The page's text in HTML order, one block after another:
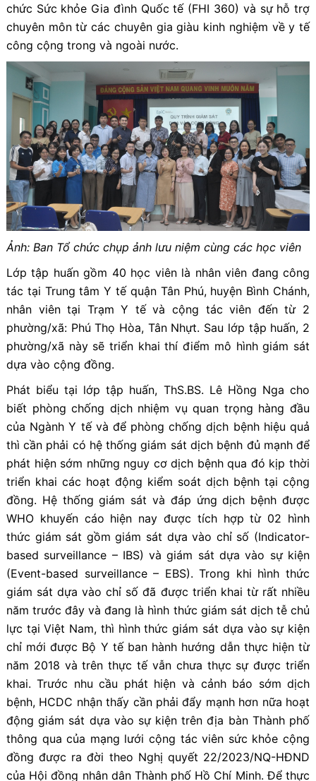
chức Sức khỏe Gia đình Quốc tế (FHI 360) và sự hỗ trợ
chuyên môn từ các chuyên gia giàu kinh nghiệm về y tế
công cộng trong và ngoài nước.
Ảnh: Ban Tổ chức chụp ảnh lưu niệm cùng các học viên
Lớp tập huấn gồm 40 học viên là nhân viên đang công
tác tại Trung tâm Y tế quận Tân Phú, huyện Bình Chánh,
nhân viên tại Trạm Y tế và cộng tác viên đến từ 2
phường/xã: Phú Thọ Hòa, Tân Nhựt. Sau lớp tập huấn, 2
phường/xã này sẽ triển khai thí điểm mô hình giám sát
dựa vào cộng đồng.
Phát biểu tại lớp tập huấn, ThS.BS. Lê Hồng Nga cho
biết phòng chống dịch nhiệm vụ quan trọng hàng đầu
của Ngành Y tế và để phòng chống dịch bệnh hiệu quả
thì cần phải có hệ thống giám sát dịch bệnh đủ mạnh để
phát hiện sớm những nguy cơ dịch bệnh qua đó kịp thời
triển khai các hoạt động kiểm soát dịch bệnh tại cộng
đồng. Hệ thống giám sát và đáp ứng dịch bệnh được
WHO khuyến cáo hiện nay được tích hợp từ 02 hình
thức giám sát gồm giám sát dựa vào chỉ số (Indicator-
based surveillance – IBS) và giám sát dựa vào sự kiện
(Event-based surveillance – EBS). Trong khi hình thức
giám sát dựa vào chỉ số đã được triển khai từ rất nhiều
năm trước đây và đang là hình thức giám sát dịch tễ chủ
lực tại Việt Nam, thì hình thức giám sát dựa vào sự kiện
chỉ mới được Bộ Y tế ban hành hướng dẫn thực hiện từ
năm 2018 và trên thực tế vẫn chưa thực sự được triển
khai. Trước nhu cầu phát hiện và cảnh báo sớm dịch
bệnh, HCDC nhận thấy cần phải đẩy mạnh hơn nữa hoạt
động giám sát dựa vào sự kiện trên địa bàn Thành phố
thông qua của mạng lưới cộng tác viên sức khỏe cộng
đồng được ra đời theo Nghị quyết 22/2023/NQ-HĐND
của Hội đồng nhân dân Thành phố Hồ Chí Minh. Để thực